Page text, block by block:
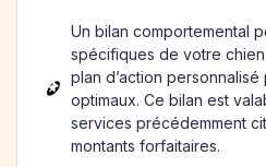
Un bilan comportemental
spécifiques de votre
plan d’action
optimaux. Ce bilan est
services précédemment
montants forfaitaires.